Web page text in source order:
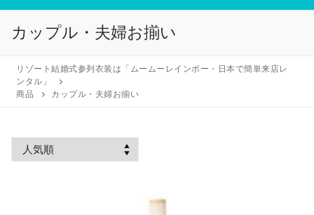
ス
来店レンタルについて
カップル・夫婦お揃い
リゾート結婚式参列衣装は「ムームーレインボー・日本で簡単来店レ
ンタル」
商品
カップル・夫婦お揃い